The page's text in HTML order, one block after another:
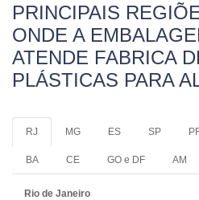
PRINCIPAIS
ONDE A
ATENDE FABRICA
PLÁSTICAS PARA
RJ MG ES SP
BA CE GO e DF AM
Rio de Janeiro